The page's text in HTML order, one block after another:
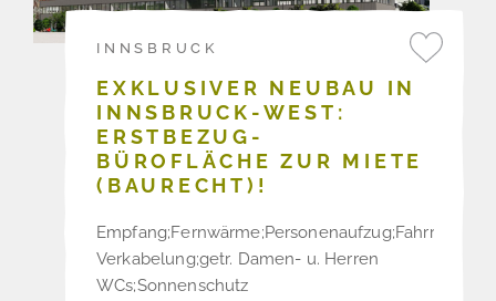
INNSBRUCK
EXKLUSIVER NEUBAU IN
INNSBRUCK-WEST:
ERSTBEZUG-
BÜROFLÄCHE ZUR MIETE
(BAURECHT)!
Verkabelung;getr. Damen- u. Herren
WCs;Sonnenschutz